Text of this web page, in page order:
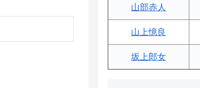
山部赤人
山上憶良
坂上郎女